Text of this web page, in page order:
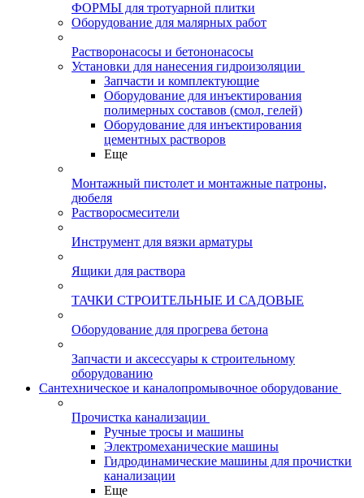
ФОРМЫ для тротуарной плитки
Оборудование для малярных работ
Растворонасосы и бетононасосы
Установки для нанесения гидроизоляции
Запчасти и комплектующие
Оборудование для инъектирования
полимерных составов (смол, гелей)
Оборудование для инъектирования
цементных растворов
Еще
Монтажный пистолет и монтажные патроны,
дюбеля
Растворосмесители
Инструмент для вязки арматуры
Ящики для раствора
ТАЧКИ СТРОИТЕЛЬНЫЕ И САДОВЫЕ
Оборудование для прогрева бетона
Запчасти и аксессуары к строительному
оборудованию
Сантехническое и каналопромывочное оборудование
Прочистка канализации
Ручные тросы и машины
Электромеханические машины
Гидродинамические машины для прочистки
канализации
Еще